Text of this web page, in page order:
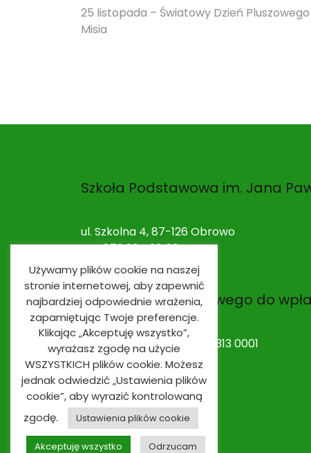
Nawigacja
wpisu
25 listopada – Światowy Dzień Pluszowego
Misia
Szkoła Podstawowa im. Jana
ul. Szkolna 4, 87-126 Obrowo
NIP: 879 264 28 00
Nr rachunku bankowego do
53 9491 0003 0020 0010 2313 0001
Używamy plików cookie na naszej
stronie internetowej, aby zapewnić
najbardziej odpowiednie wrażenia,
zapamiętując Twoje preferencje.
Klikając „Akceptuję wszystko”,
wyrażasz zgodę na użycie
WSZYSTKICH plików cookie. Możesz
jednak odwiedzić „Ustawienia plików
cookie”, aby wyrazić kontrolowaną
zgodę.
Ustawienia plików cookie
Akceptuję wszystko Odrzucam